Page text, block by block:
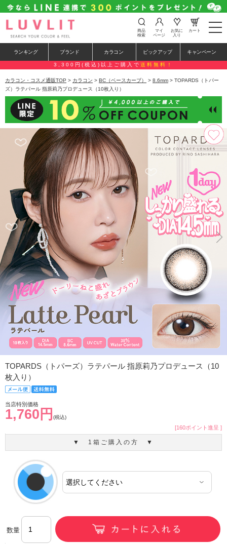
t
o
e
n
a
a
i
o
n
商品
検索
マイ
ページ
お気に
入り
カート
ランキング ブランド カラコン ピックアップ キャンペーン
3,300円(税込)以上ご購入で 送料無料！
カラコン・コスメ通販TOP > カラコン > BC（ベースカーブ） > 8.6mm > TOPARDS（トパー
ズ）ラテパール 指原莉乃プロデュース（10枚入り）
TOPARDS（トパーズ）ラテパール 指原莉乃プロデュース（10
枚入り）
当店特別価格
1,760円 (税込)
[160ポイント進呈 ]
▼ 1箱ご購入の方 ▼
数量